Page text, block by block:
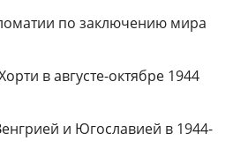
по заключению мира
в августе-октябре 1944
и Югославией в 1944-